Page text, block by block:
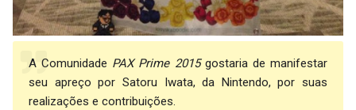
A Comunidade PAX Prime 2015gostaria de manifestar
seu apreço por Satoru Iwata, da Nintendo, por suas
realizações e contribuições.